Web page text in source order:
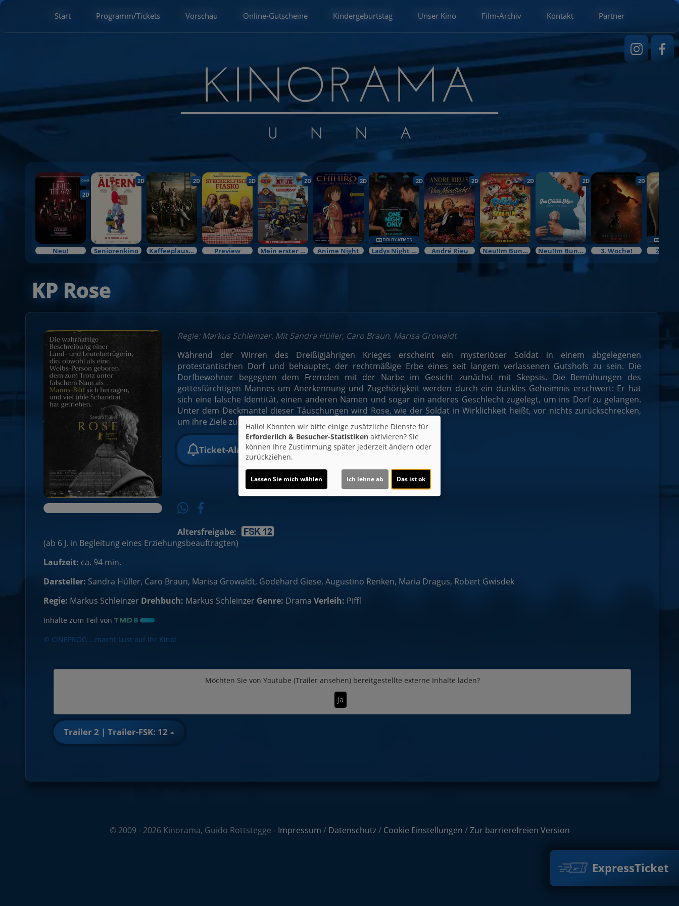
ExpressTicket
Start Programm/Tickets Vorschau Online-Gutscheine Kindergeburtstag Unser Kino Film-Archiv Kontakt Partner
OmU
2D
Neu!
2D
Seniorenkino
2D
Kaffeeplausch & Kinozauber
2D
Preview
2D
Mein erster Kinobesuch
2D
Anime Night
2D
Ladys Night Preview
2D
André Rieu
2D
Neu!Im Bundesstart
2D
Neu!Im Bundesstart
2D
3. Woche! 2.
KP Rose
Regie: Markus Schleinzer. Mit Sandra Hüller, Caro Braun, Marisa Growaldt
Während der Wirren des Dreißigjährigen Krieges erscheint ein mysteriöser Soldat in einem abgelegenen
protestantischen Dorf und behauptet, der rechtmäßige Erbe eines seit langem verlassenen Gutshofs zu sein. Die
Dorfbewohner begegnen dem Fremden mit der Narbe im Gesicht zunächst mit Skepsis. Die Bemühungen des
gottesfürchtigen Mannes um Anerkennung und Zugehörigkeit werden durch ein dunkles Geheimnis erschwert: Er hat
sich eine falsche Identität, einen anderen Namen und sogar ein anderes Geschlecht zugelegt, um ins Dorf zu gelangen.
Unter dem Deckmantel dieser Täuschungen wird Rose, wie der Soldat in Wirklichkeit heißt, vor nichts zurückschrecken,
um ihre Ziele zu erreichen und so das gesamte Dorf zu täuschen.
Ticket-Alarm
Altersfreigabe:
(ab 6 J. in Begleitung eines Erziehungsbeauftragten)
Laufzeit: ca. 94 min.
Darsteller: Sandra Hüller, Caro Braun, Marisa Growaldt, Godehard Giese, Augustino Renken, Maria Dragus, Robert Gwisdek
Regie: Markus Schleinzer Drehbuch: Markus Schleinzer Genre: Drama Verleih: Piffl
Inhalte zum Teil von
© CINEPROG ...macht Lust auf Ihr Kino!
Möchten Sie von Youtube (Trailer ansehen)bereitgestellte externe Inhalte laden?
Ja
Trailer 2 | Trailer-FSK: 12
© 2009 - 2026 Kinorama, Guido Rottstegge - Impressum / Datenschutz/ Cookie Einstellungen /Zur barrierefreien Version
Hallo! Könnten wir bitte einige zusätzliche Dienste für
Erforderlich & Besucher-Statistiken aktivieren? Sie
können Ihre Zustimmung später jederzeit ändern oder
zurückziehen.
Lassen Sie mich wählen Ich lehne ab Das ist ok